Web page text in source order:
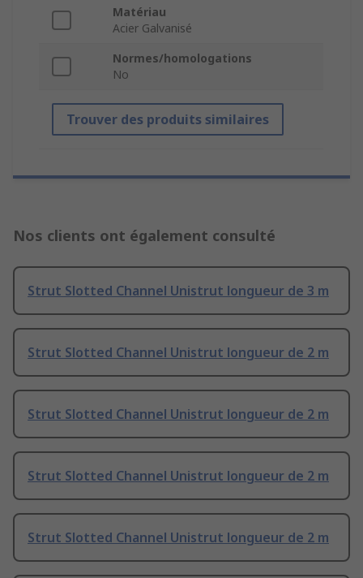
Matériau
Acier Galvanisé
Normes/homologations
No
Trouver des produits similaires
Nos clients ont également consulté
Strut Slotted Channel Unistrut longueur de 3 m
Strut Slotted Channel Unistrut longueur de 2 m
Strut Slotted Channel Unistrut longueur de 2 m
Strut Slotted Channel Unistrut longueur de 2 m
Strut Slotted Channel Unistrut longueur de 2 m